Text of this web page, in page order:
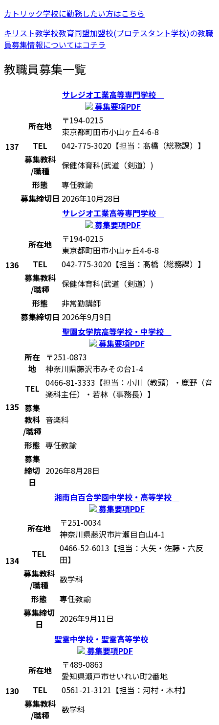
カトリック学校に勤務したい方はこちら
キリスト教学校教育同盟加盟校(プロテスタント学校)の教職
員募集情報についてはコチラ
教職員募集一覧
137
サレジオ工業高等専門学校
募集要項PDF
所在地
〒194-0215
東京都町田市小山ヶ丘4-6-8
TEL
042-775-3020【担当：髙橋（総務課）】
募集教科
/職種
保健体育科(武道（剣道）)
形態
専任教諭
募集締切日 2026年10月28日
136
サレジオ工業高等専門学校
募集要項PDF
所在地
〒194-0215
東京都町田市小山ヶ丘4-6-8
TEL
042-775-3020【担当：髙橋（総務課）】
募集教科
/職種
保健体育科(武道（剣道）)
形態
非常勤講師
募集締切日 2026年9月9日
135
聖園女学院高等学校・中学校
募集要項PDF
所在
地
〒251-0873
神奈川県藤沢市みその台1-4
TEL 0466-81-3333【担当：小川（教頭）・鹿野（音
楽科主任）・若林（事務長）】
募集
教科
/職種
音楽科
形態 専任教諭
募集
締切
日
2026年8月28日
134
湘南白百合学園中学校・高等学校
募集要項PDF
所在地
〒251-0034
神奈川県藤沢市片瀬目白山4-1
TEL
0466-52-6013【担当：大矢・佐藤・六反
田】
募集教科
/職種
数学科
形態
専任教諭
募集締切
日
2026年9月11日
130
聖霊中学校・聖霊高等学校
募集要項PDF
所在地
〒489-0863
愛知県瀬戸市せいれい町2番地
TEL
0561-21-3121【担当：河村・木村】
募集教科
/職種
数学科